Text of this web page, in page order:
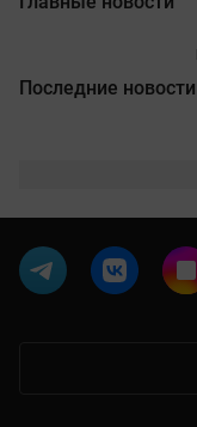
Последние новости